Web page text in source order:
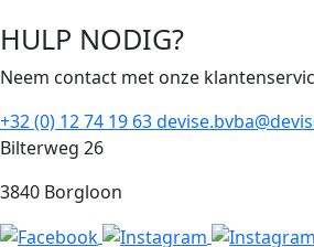
HULP NODIG?
Neem contact met onze
+32 (0) 12 74 19 63
Bilterweg 26
3840 Borgloon